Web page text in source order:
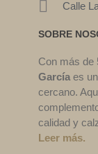
Calle
SOBRE
Con más de
García es
cercano.
calidad y
Leer más.